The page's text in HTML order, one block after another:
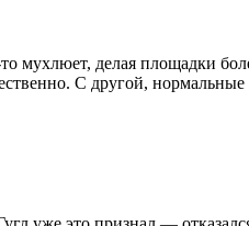
мухлюет, делая площадки
С другой,